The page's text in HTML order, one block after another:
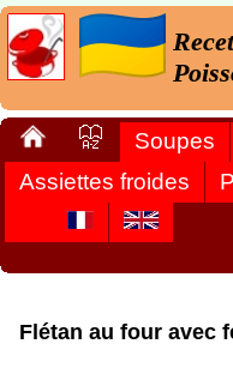
Soupes
Assiettes froides
Flétan au four avec